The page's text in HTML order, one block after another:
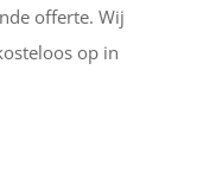
offerte. Wij
op in